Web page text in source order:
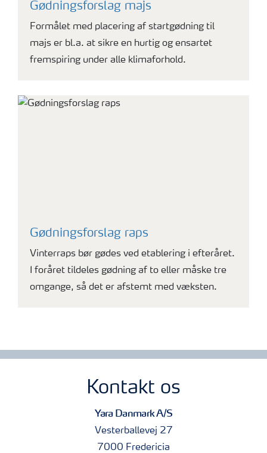
Gødningsforslag majs
Formålet med placering af startgødning til
majs er bl.a. at sikre en hurtig og ensartet
fremspiring under alle klimaforhold.
Gødningsforslag raps
Vinterraps bør gødes ved etablering i efteråret.
I foråret tildeles gødning af to eller måske tre
omgange, så det er afstemt med væksten.
Kontakt os
Yara Danmark A/S
Vesterballevej 27
7000 Fredericia